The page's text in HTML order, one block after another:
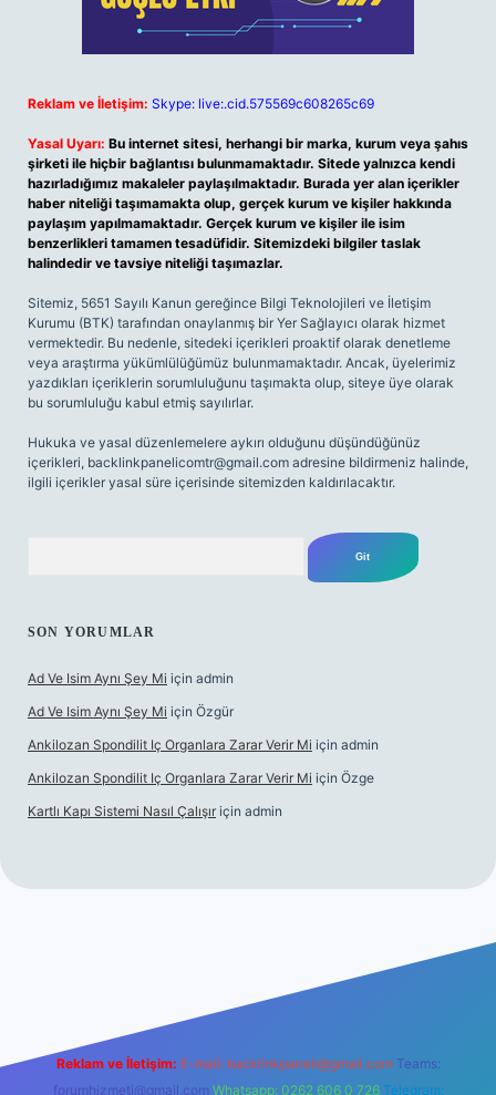
Reklam ve İletişim: Skype: live:.cid.575569c608265c69
Yasal Uyarı: Bu internet sitesi, herhangi bir marka, kurum veya şahıs
şirketi ile hiçbir bağlantısı bulunmamaktadır. Sitede yalnızca kendi
hazırladığımız makaleler paylaşılmaktadır. Burada yer alan içerikler
haber niteliği taşımamakta olup, gerçek kurum ve kişiler hakkında
paylaşım yapılmamaktadır. Gerçek kurum ve kişiler ile isim
benzerlikleri tamamen tesadüfidir. Sitemizdeki bilgiler taslak
halindedir ve tavsiye niteliği taşımazlar.
Sitemiz, 5651 Sayılı Kanun gereğince Bilgi Teknolojileri ve İletişim
Kurumu (BTK) tarafından onaylanmış bir Yer Sağlayıcı olarak hizmet
vermektedir. Bu nedenle, sitedeki içerikleri proaktif olarak denetleme
veya araştırma yükümlülüğümüz bulunmamaktadır. Ancak, üyelerimiz
yazdıkları içeriklerin sorumluluğunu taşımakta olup, siteye üye olarak
bu sorumluluğu kabul etmiş sayılırlar.
Hukuka ve yasal düzenlemelere aykırı olduğunu düşündüğünüz
içerikleri, backlinkpanelicomtr@gmail.com adresine bildirmeniz halinde,
ilgili içerikler yasal süre içerisinde sitemizden kaldırılacaktır.
SON YORUMLAR
Ad Ve Isim Aynı Şey Mi için admin
Ad Ve Isim Aynı Şey Mi için Özgür
Ankilozan Spondilit Iç Organlara Zarar Verir Mi için admin
Ankilozan Spondilit Iç Organlara Zarar Verir Mi için Özge
Kartlı Kapı Sistemi Nasıl Çalışır için admin
Reklam ve İletişim: E-mail: backlinkpaneli@gmail.com Teams:
forumhizmeti@gmail.com Whatsapp: 0262 606 0 726 Telegram: